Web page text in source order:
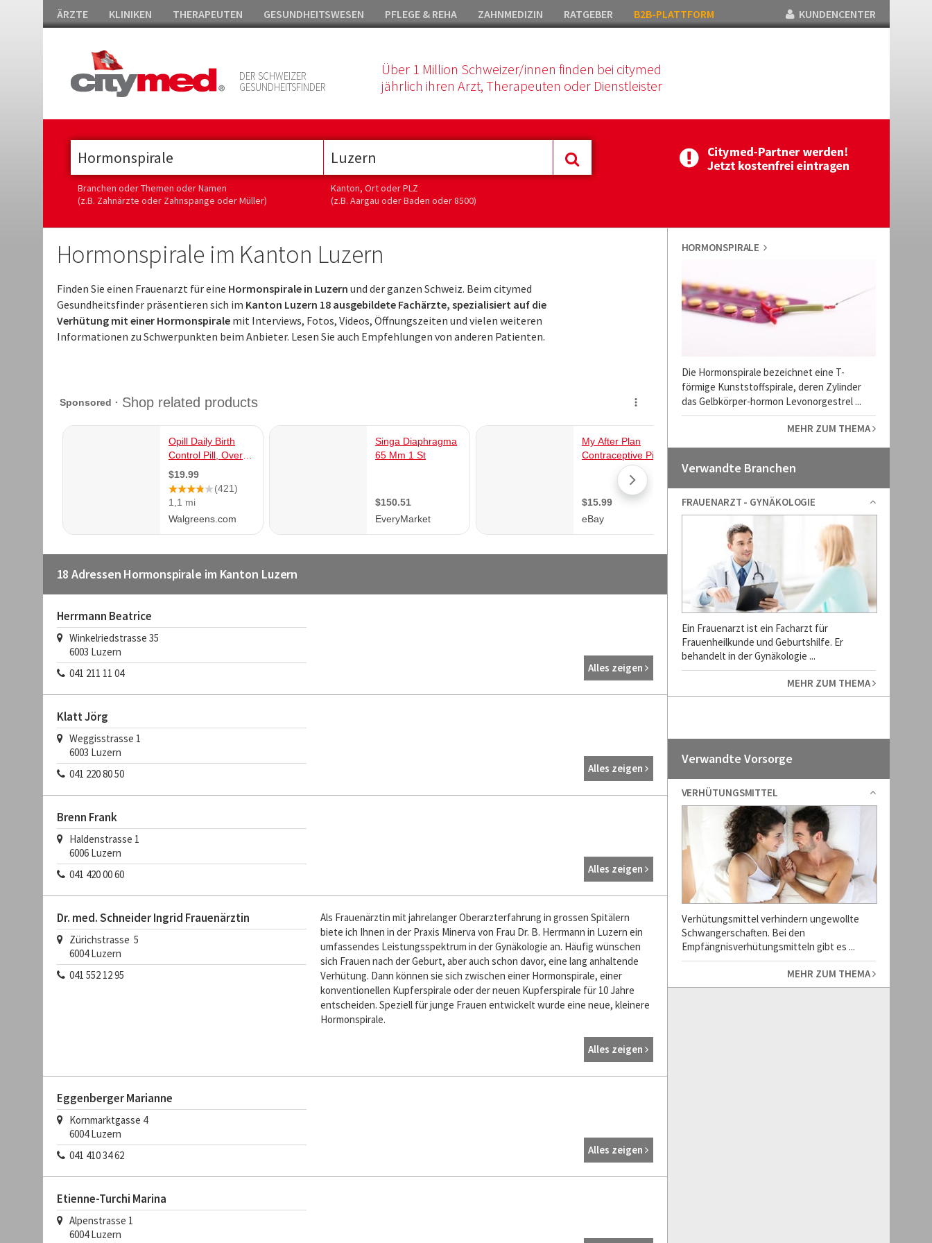
ÄRZTE KLINIKEN THERAPEUTEN GESUNDHEITSWESEN PFLEGE & REHA ZAHNMEDIZIN RATGEBER B2B-PLATTFORM KUNDENCENTER
DER SCHWEIZER
GESUNDHEITSFINDER
Über 1 Million Schweizer/innen finden bei citymed
jährlich ihren Arzt, Therapeuten oder Dienstleister
Branchen oder Themen oder Namen
(z.B. Zahnärzte oder Zahnspange oder Müller)
Kanton, Ort oder PLZ
(z.B. Aargau oder Baden oder 8500)
Hormonspirale im Kanton Luzern
Finden Sie einen Frauenarzt für eine Hormonspirale in Luzern und der ganzen Schweiz. Beim citymed
Gesundheitsfinder präsentieren sich im Kanton Luzern 18 ausgebildete Fachärzte, spezialisiert auf die
Verhütung mit einer Hormonspirale mit Interviews, Fotos, Videos, Öffnungszeiten und vielen weiteren
Informationen zu Schwerpunkten beim Anbieter. Lesen Sie auch Empfehlungen von anderen Patienten.
18 Adressen Hormonspirale im Kanton Luzern
Herrmann Beatrice
Winkelriedstrasse 35
6003 Luzern
041 211 11 04
Alles zeigen
Klatt Jörg
Weggisstrasse 1
6003 Luzern
041 220 80 50
Alles zeigen
Brenn Frank
Haldenstrasse 1
6006 Luzern
041 420 00 60
Alles zeigen
Dr. med. Schneider Ingrid Frauenärztin
Zürichstrasse 5
6004 Luzern
041 552 12 95
Als Frauenärztin mit jahrelanger Oberarzterfahrung in grossen Spitälern
biete ich Ihnen in der Praxis Minerva von Frau Dr. B. Herrmann in Luzern ein
umfassendes Leistungsspektrum in der Gynäkologie an. Häufig wünschen
sich Frauen nach der Geburt, aber auch schon davor, eine lang anhaltende
Verhütung. Dann können sie sich zwischen einer Hormonspirale, einer
konventionellen Kupferspirale oder der neuen Kupferspirale für 10 Jahre
entscheiden. Speziell für junge Frauen entwickelt wurde eine neue, kleinere
Hormonspirale.
Alles zeigen
Eggenberger Marianne
Kornmarktgasse 4
6004 Luzern
041 410 34 62
Alles zeigen
Etienne-Turchi Marina
Alpenstrasse 1
6004 Luzern
HORMONSPIRALE
Die Hormonspirale bezeichnet eine T-
förmige Kunststoffspirale, deren Zylinder
das Gelbkörper-hormon Levonorgestrel ...
MEHR ZUM THEMA
Verwandte Branchen
FRAUENARZT - GYNÄKOLOGIE
Ein Frauenarzt ist ein Facharzt für
Frauenheilkunde und Geburtshilfe. Er
behandelt in der Gynäkologie ...
MEHR ZUM THEMA
Verwandte Vorsorge
VERHÜTUNGSMITTEL
Verhütungsmittel verhindern ungewollte
Schwangerschaften. Bei den
Empfängnisverhütungsmitteln gibt es ...
MEHR ZUM THEMA